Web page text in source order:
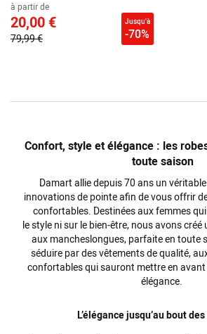
à partir de
20,00 €
79,99 €
Jusqu'à
-70%
Confort, style et élégance : les
toute saison
Damart allie depuis 70 ans un
innovations de pointe afin de vous offrir
confortables. Destinées aux femmes
lestyleni sur le bien-être, nous avons créé
aux mancheslongues, parfaite en toute
séduire par desvêtementsde qualité,
confortables qui sauront mettre en
élégance.
L’élégance jusqu’au bout